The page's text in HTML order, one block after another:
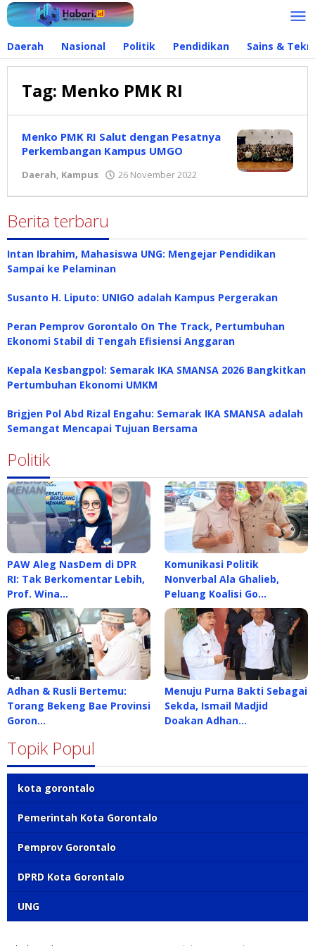
Lewati
ke
Daerah Nasional Politik Pendidikan Sains &
Tag: Menko PMK RI
Menko PMK RI Salut dengan Pesatnya
Perkembangan Kampus UMGO
Daerah, Kampus 26 November 2022
Berita terbaru
Intan Ibrahim, Mahasiswa UNG: Mengejar Pendidikan
Sampai ke Pelaminan
Susanto H. Liputo: UNIGO adalah Kampus Pergerakan
Peran Pemprov Gorontalo On The Track, Pertumbuhan
Ekonomi Stabil di Tengah Efisiensi Anggaran
Kepala Kesbangpol: Semarak IKA SMANSA 2026 Bangkitkan
Pertumbuhan Ekonomi UMKM
Brigjen Pol Abd Rizal Engahu: Semarak IKA SMANSA adalah
Semangat Mencapai Tujuan Bersama
Politik
PAW Aleg NasDem di DPR
RI: Tak Berkomentar Lebih,
Prof. Wina…
Komunikasi Politik
Nonverbal Ala Ghalieb,
Peluang Koalisi Go…
Adhan & Rusli Bertemu:
Torang Bekeng Bae Provinsi
Goron…
Menuju Purna Bakti Sebagai
Sekda, Ismail Madjid
Doakan Adhan…
Topik Popul
kota gorontalo
Pemerintah Kota Gorontalo
Pemprov Gorontalo
DPRD Kota Gorontalo
UNG